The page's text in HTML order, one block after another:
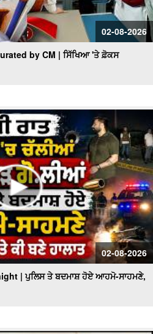
02-08-2026
by CM | ਸਿੱਖਿਆ 'ਤੇ ਫ਼ੋਕਸ
02-08-2026
| ਪੁਲਿਸ ਤੇ ਬਦਮਾਸ਼ ਹੋਏ ਆਹਮੋ-ਸਾਹਮਣੇ,